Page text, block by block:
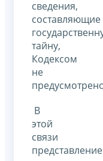
сведения,
составляющие
тайну,
Кодексом
не
В
этой
связи
представление